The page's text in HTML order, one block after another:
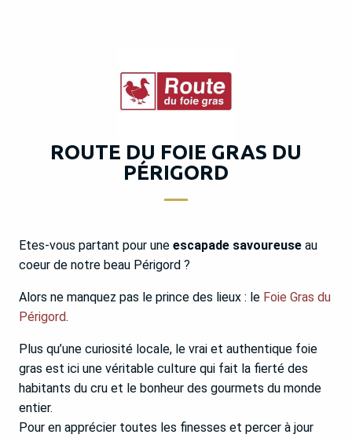
ROUTE DU FOIE GRAS DU
PÉRIGORD
Etes-vous partant pour une escapade savoureuse au
coeur de notre beau Périgord ?
Alors ne manquez pas le prince des lieux : le Foie Gras du
Périgord.
Plus qu’une curiosité locale, le vrai et authentique foie
gras est ici une véritable culture qui fait la fierté des
habitants du cru et le bonheur des gourmets du monde
entier.
Pour en apprécier toutes les finesses et percer à jour